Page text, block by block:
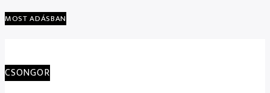
MOST ADÁSBAN
CSONGOR